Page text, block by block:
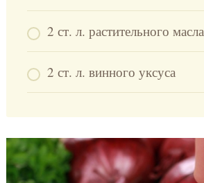
2 ст. л. растительного масла
2 ст. л. винного уксуса